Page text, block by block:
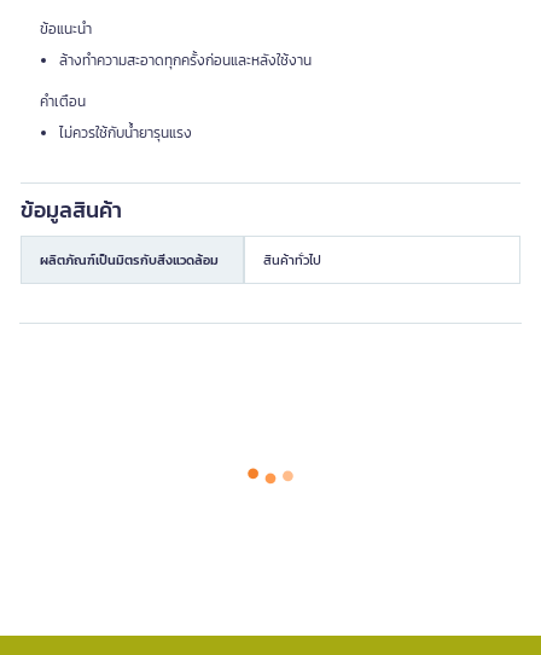
ข้อแนะนำ
ล้างทำความสะอาดทุกครั้งก่อนและหลังใช้งาน
คำเตือน
ไม่ควรใช้กับน้ำยารุนแรง
ข้อมูลสินค้า
ผลิตภัณฑ์เป็นมิตรกับสิ่งแวดล้อม สินค้าทั่วไป